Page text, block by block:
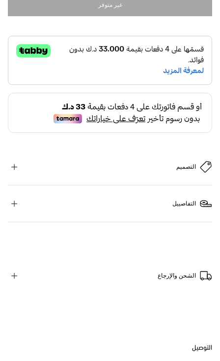
غير متوفر
التصميم
التفاصييل
الشحن والإرجاع
التوصيل